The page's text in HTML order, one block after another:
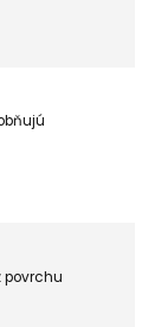
povrchu